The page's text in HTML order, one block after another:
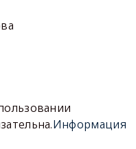
Информация